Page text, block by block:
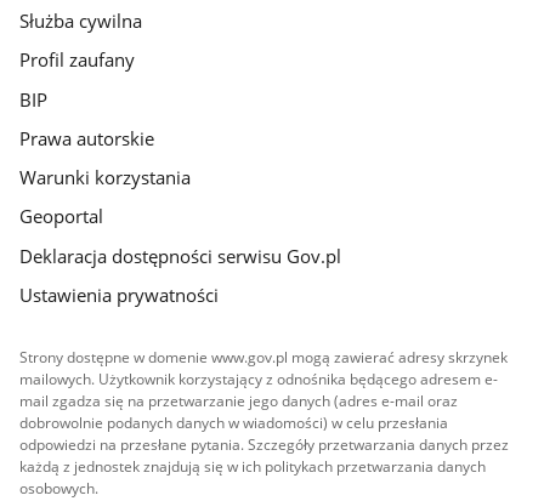
Służba cywilna
Profil zaufany
BIP
Prawa autorskie
Warunki korzystania
Geoportal
Deklaracja dostępności serwisu Gov.pl
Ustawienia prywatności
Strony dostępne w domenie www.gov.pl mogą zawierać adresy skrzynek
mailowych. Użytkownik korzystający z odnośnika będącego adresem e-
mail zgadza się na przetwarzanie jego danych (adres e-mail oraz
dobrowolnie podanych danych w wiadomości) w celu przesłania
odpowiedzi na przesłane pytania. Szczegóły przetwarzania danych przez
każdą z jednostek znajdują się w ich politykach przetwarzania danych
osobowych.